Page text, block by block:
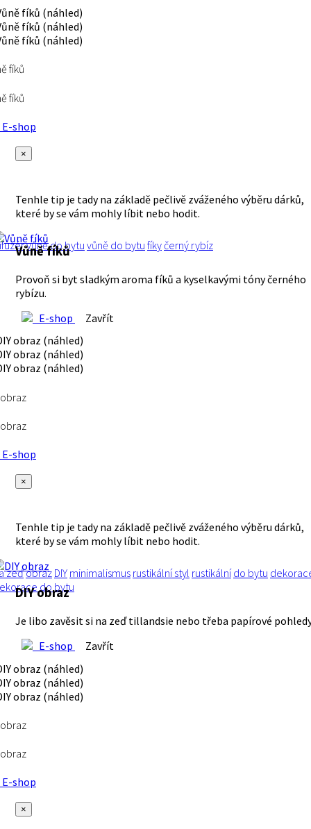
fíků
fíků
shop
×
Tenhle tip je tady na základě pečlivě zváženého výběru dárků,
které by se vám mohly líbit nebo hodit.
vůnědo bytu vůně do bytu fíkyčerný rybíz
Vůně fíků
Provoň si byt sladkým aroma fíků a kyselkavými tóny černého
rybízu.
E-shop
Zavřít
obraz
obraz
shop
×
Tenhle tip je tady na základě pečlivě zváženého výběru dárků,
které by se vám mohly líbit nebo hodit.
zeďobraz DIY minimalismus rustikální styl rustikální do bytu
do bytu
DIY obraz
Je libo zavěsit si na zeď tillandsie nebo třeba papírové
E-shop
Zavřít
obraz
obraz
shop
×